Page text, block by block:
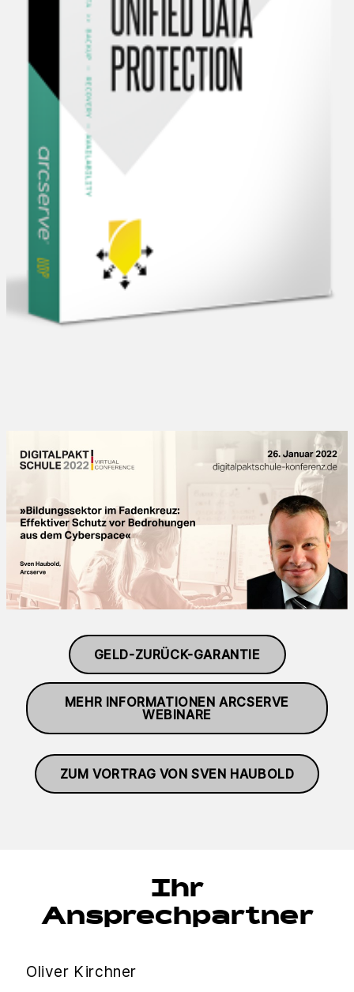
GELD-ZURÜCK-GARANTIE
MEHR INFORMATIONEN ARCSERVE
WEBINARE
ZUM VORTRAG VON SVEN HAUBOLD
Ihr
Ansprechpartner
Oliver Kirchner